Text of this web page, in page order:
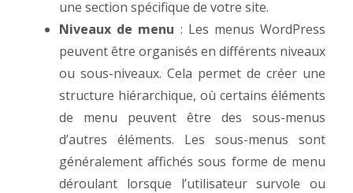
une section spécifique de votre site.
Niveaux de menu : Les menus WordPress
peuvent être organisés en différents niveaux
ou sous-niveaux. Cela permet de créer une
structure hiérarchique, où certains éléments
de menu peuvent être des sous-menus
d’autres éléments. Les sous-menus sont
généralement affichés sous forme de menu
déroulant lorsque l’utilisateur survole ou